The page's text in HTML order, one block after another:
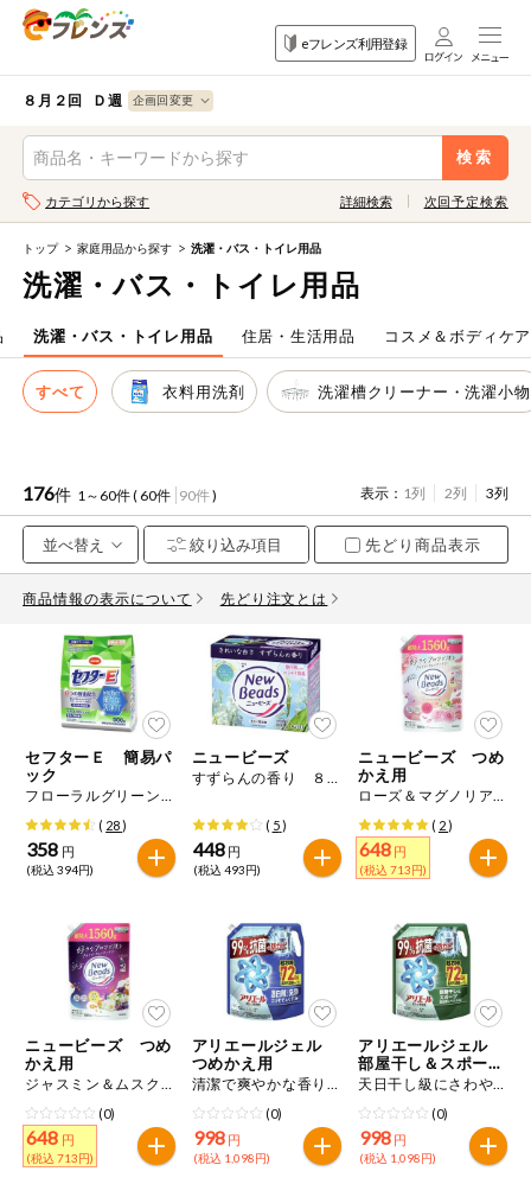
eフレンズ利用登録
ログイン
生協加入はこちら
登録から開始まで
注文番号注文
お気に入り注文
注文履歴注文
WEBカタログ
先着限定から探す
人気カテゴリ
食品から探す
家庭用品から探す
目的から探す
生協独自
自動注文システム登録
８月２回 Ｄ週
検索
食品
から探す
目的
から探す
果物
野菜
肉・ハム・ソ
ーセージ
魚介・加工品
米・雑穀など
パン・ジャム
豆腐・納豆・
こんにゃく
冷蔵おかず
冷凍食品
ミールキット
など
麺類
レトルト・缶
詰・瓶詰
調味料・だ
し・油・ルー
おやつ
飲料
果物すべて
カテゴリから探す 詳細検索
検索条件を指定してください。全項目に条件を指定しなくて
も検索できます。
キーワード
キーワードをすべて含む
メーカー名
カテゴリ
特価情報
アレルゲン情報
特定原材料と特定原材料に準ずるものが含まれていない商品
を検索できます。
小麦 卵
落花生 かに くるみ
特定原材料に準ずるもの
アーモンド あわび いか
いくら カシューナッツ
次回予定検索
トップ 家庭用品から探す 洗濯・バス・トイレ用品
洗濯・バス・トイレ用品
洗濯・バス・トイレ用品 住居・生活用品 コスメ＆ボディケア
すべて 衣料用洗剤 洗濯槽クリーナー・洗濯小物
176件 1～60件 ( 60件 90件) 表示： 1列 2列 3列
先どり商品表示
商品情報の表示について 先どり注文とは
セフターＥ 簡易パ
ック
フローラルグリーンの香り ９００ｇ
( 28)
358 円
(税込 394円)
ニュービーズ
すずらんの香り ８００ｇ
( 5)
448 円
(税込 493円)
ニュービーズ つめ
かえ用
ローズ＆マグノリアの香り １５６０ｇ
( 2)
648 円
(税込 713円)
ニュービーズ つめ
かえ用
ジャスミン＆ムスクの香り １５６０ｇ
(0)
648 円
(税込 713円)
アリエールジェル
つめかえ用
清潔で爽やかな香り １．７２ｋｇ
(0)
998 円
(税込 1,098円)
アリエールジェル
部屋干し＆スポー
ツ つめかえ用
天日干し級にさわやかな香り １．７２ｋｇ
(0)
998 円
(税込 1,098円)